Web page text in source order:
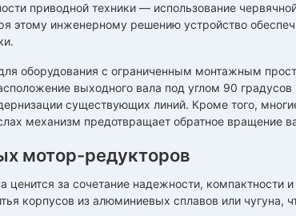
приводной техники — использование
этому инженерному решению устройство
оборудования с ограниченным монтажным
выходного вала под углом 90 градусов
существующих линий. Кроме того,
механизм предотвращает обратное вращение
мотор-редукторов
за сочетание надежности, компактности
корпусов из алюминиевых сплавов или чугуна,